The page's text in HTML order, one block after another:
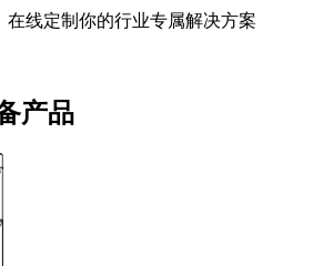
线定制你的行业专属解决方案
产品